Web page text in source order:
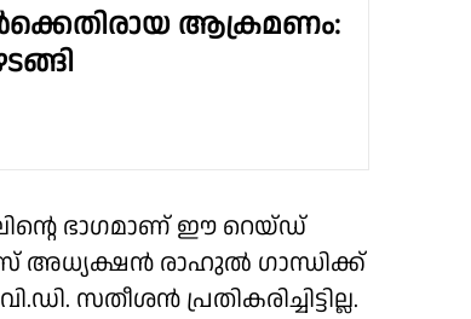
ആക്രമണം:
ഭാഗമാണ് ഈ റെയ്ഡ്
രാഹുൽ ഗാന്ധിക്ക്
സതീശൻ പ്രതികരിച്ചിട്ടില്ല.